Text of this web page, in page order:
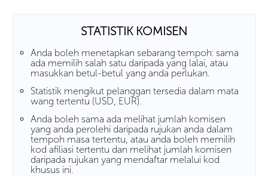
STATISTIK KOMISEN
Anda boleh menetapkan sebarang tempoh: sama
ada memilih salah satu daripada yang lalai, atau
masukkan betul-betul yang anda perlukan.
Statistik mengikut pelanggan tersedia dalam mata
wang tertentu (USD, EUR).
Anda boleh sama ada melihat jumlah komisen
yang anda perolehi daripada rujukan anda dalam
tempoh masa tertentu, atau anda boleh memilih
kod afiliasi tertentu dan melihat jumlah komisen
daripada rujukan yang mendaftar melalui kod
khusus ini.